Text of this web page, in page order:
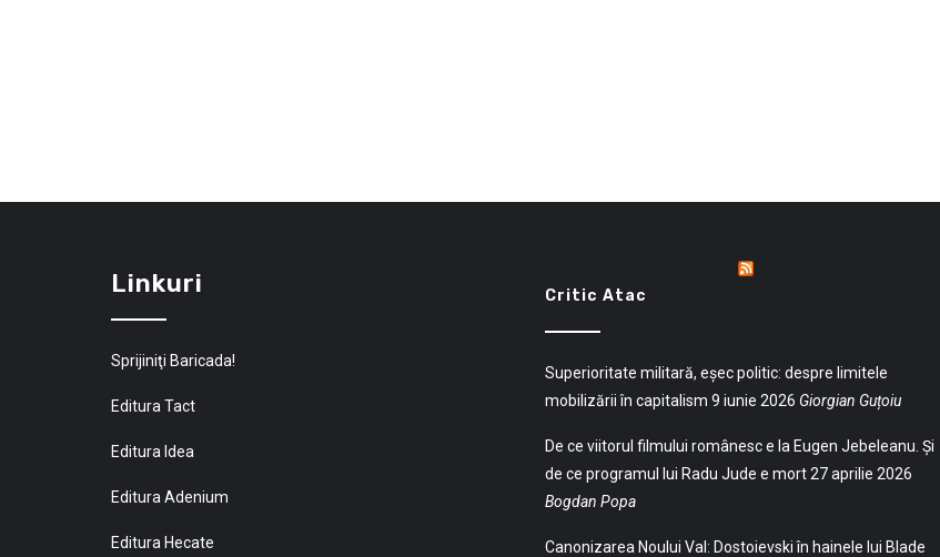
Linkuri
Sprijiniţi Baricada!
Editura Tact
Editura Idea
Editura Adenium
Editura Hecate
Critic Atac
Superioritate militară, eșec politic: despre limitele
mobilizării în capitalism 9 iunie 2026 Giorgian Guțoiu
De ce viitorul filmului românesc e la Eugen Jebeleanu. Și
de ce programul lui Radu Jude e mort 27 aprilie 2026
Bogdan Popa
Canonizarea Noului Val: Dostoievski în hainele lui Blade